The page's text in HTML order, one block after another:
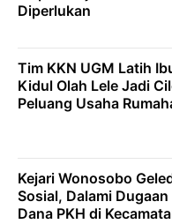
Diperlukan
Tim KKN UGM Latih
Kidul Olah Lele Jadi
Peluang Usaha
Kejari Wonosobo
Sosial, Dalami
Dana PKH di